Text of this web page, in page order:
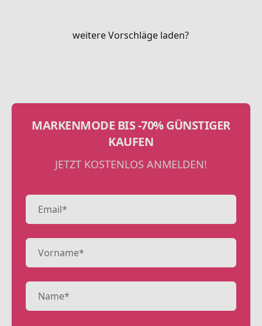
weitere Vorschläge laden?
MARKENMODE BIS -70% GÜNSTIGER
KAUFEN
JETZT KOSTENLOS ANMELDEN!